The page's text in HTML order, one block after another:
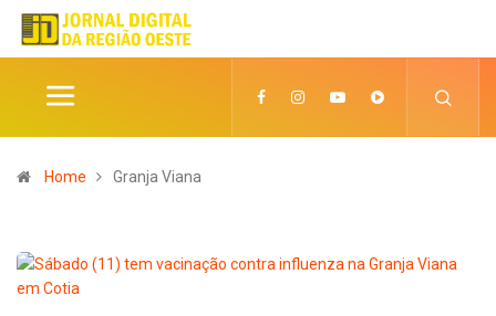
Home Granja Viana